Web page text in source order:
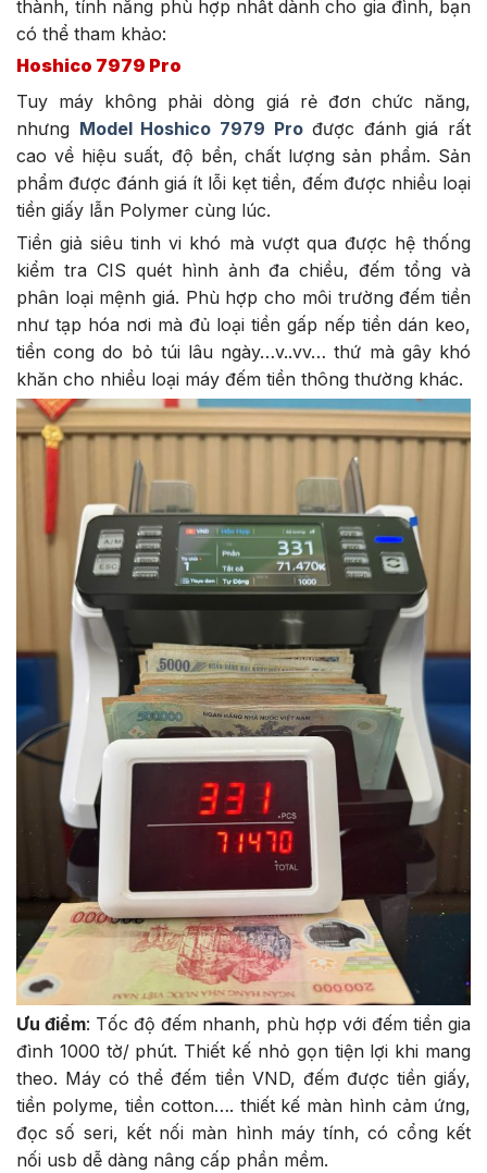
thành, tính năng phù hợp nhất dành cho gia đình, bạn
có thể tham khảo:
Hoshico 7979 Pro
Tuy máy không phải dòng giá rẻ đơn chức năng,
nhưng Model Hoshico 7979 Prođược đánh giá rất
cao về hiệu suất, độ bền, chất lượng sản phẩm. Sản
phẩm được đánh giá ít lỗi kẹt tiền, đếm được nhiều loại
tiền giấy lẫn Polymer cùng lúc.
Tiền giả siêu tinh vi khó mà vượt qua được hệ thống
kiểm tra CIS quét hình ảnh đa chiều, đếm tổng và
phân loại mệnh giá. Phù hợp cho môi trường đếm tiền
như tạp hóa nơi mà đủ loại tiền gấp nếp tiền dán keo,
tiền cong do bỏ túi lâu ngày…v..vv… thứ mà gây khó
khăn cho nhiều loại máy đếm tiền thông thường khác.
Ưu điểm: Tốc độ đếm nhanh, phù hợp với đếm tiền gia
đình 1000 tờ/ phút. Thiết kế nhỏ gọn tiện lợi khi mang
theo. Máy có thể đếm tiền VND, đếm được tiền giấy,
tiền polyme, tiền cotton…. thiết kế màn hình cảm ứng,
đọc số seri, kết nối màn hình máy tính, có cổng kết
nối usb dễ dàng nâng cấp phần mềm.